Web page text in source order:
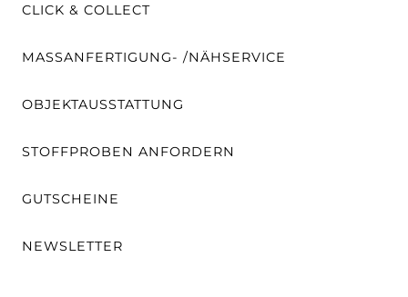
CLICK & COLLECT
MASSANFERTIGUNG- /NÄHSERVICE
OBJEKTAUSSTATTUNG
STOFFPROBEN ANFORDERN
GUTSCHEINE
NEWSLETTER